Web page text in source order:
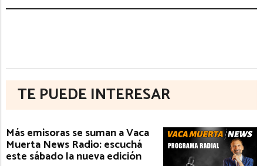
TE PUEDE INTERESAR
Más emisoras se suman a Vaca
Muerta News Radio: escuchá
este sábado la nueva edición